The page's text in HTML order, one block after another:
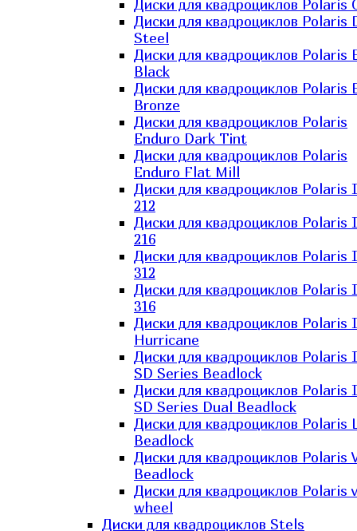
Диски для квадроциклов Polaris
Диски для квадроциклов Polaris
Steel
Диски для квадроциклов Polaris
Black
Диски для квадроциклов Polaris
Bronze
Диски для квадроциклов Polaris
Enduro Dark Tint
Диски для квадроциклов Polaris
Enduro Flat Mill
Диски для квадроциклов Polaris
212
Диски для квадроциклов Polaris
216
Диски для квадроциклов Polaris
312
Диски для квадроциклов Polaris
316
Диски для квадроциклов Polaris
Hurricane
Диски для квадроциклов Polaris
SD Series Beadlock
Диски для квадроциклов Polaris
SD Series Dual Beadlock
Диски для квадроциклов Polaris
Beadlock
Диски для квадроциклов Polaris
Beadlock
Диски для квадроциклов Polaris
wheel
Диски для квадроциклов Stels